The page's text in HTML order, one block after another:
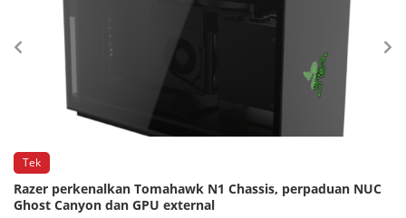
Tek
Razer perkenalkan Tomahawk N1 Chassis, perpaduan NUC
Ghost Canyon dan GPU external